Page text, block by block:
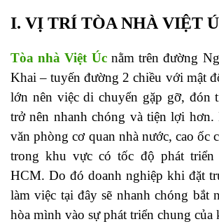
I. VỊ TRÍ TÒA NHÀVIỆT
Tòa nhà Việt Úcnằm trên đường
Khai – tuyến đường 2 chiều với mật
lớn nên việc di chuyển gặp gỡ, đón
trở nên nhanh chóng và tiện lợi hơn.
văn phòng cơ quan nhà nước, cao ốc
trong khu vực có tốc độ phát triển
HCM. Do đó doanh nghiệp khi đặt
làm việc tại đây sẽ nhanh chóng bắt
hòa mình vào sự phát triển chung của